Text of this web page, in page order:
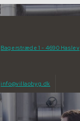
Bagerstræde 1 - 4690 Haslev
info@villaobyg.dk